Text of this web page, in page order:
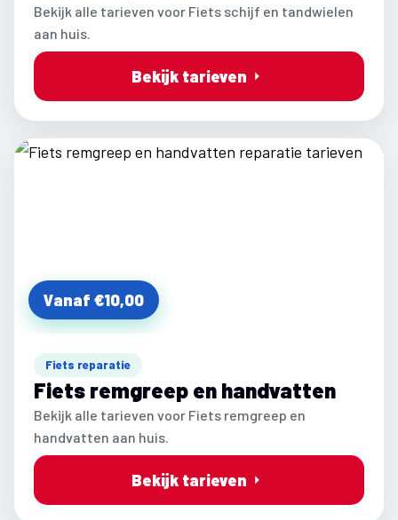
Bekijk alle tarieven voor Fiets schijf en tandwielen
aan huis.
Bekijk tarieven
Vanaf €10,00
Fiets reparatie
Fiets remgreep en handvatten
Bekijk alle tarieven voor Fiets remgreep en
handvatten aan huis.
Bekijk tarieven